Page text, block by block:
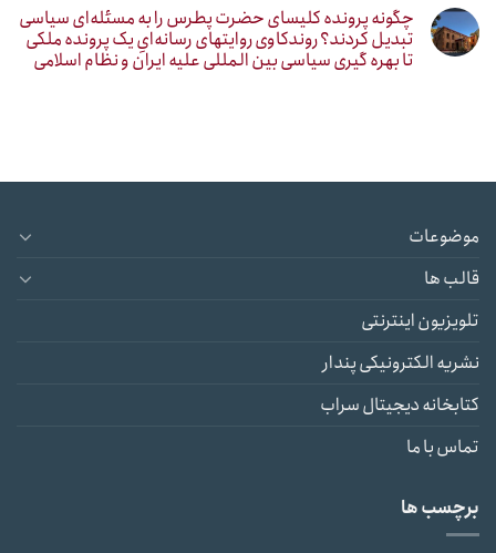
چگونه پرونده کلیسای حضرت پطرس را به مسئله‌ای سیاسی
تبدیل کردند؟ روندکاوی روایتهای رسانه‌ایِ یک پرونده ملکی
تا بهره گیری سیاسی بین المللی علیه ایران و نظام اسلامی
موضوعات
قالب ها
تلویزیون اینترنتی
نشریه الکترونیکی پندار
کتابخانه دیجیتال سراب
تماس با ما
برچسب ها